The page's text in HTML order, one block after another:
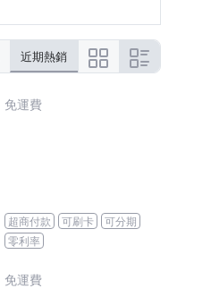
近期熱銷
免運費
超商付款 可刷卡
可分期
零利率
免運費